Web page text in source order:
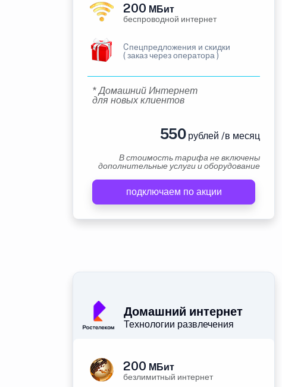
200 МБит
беспроводной интернет
Cпецпредложения и скидки
( заказ через оператора )
* Домашний Интернет
для новых клиентов
550рублей /в месяц
В стоимость тарифа не включены
дополнительные услуги и оборудование
подключаем по акции
Домашний интернет
Технологии развлечения
200 МБит
безлимитный интернет